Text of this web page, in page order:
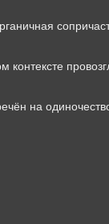
контексте
на